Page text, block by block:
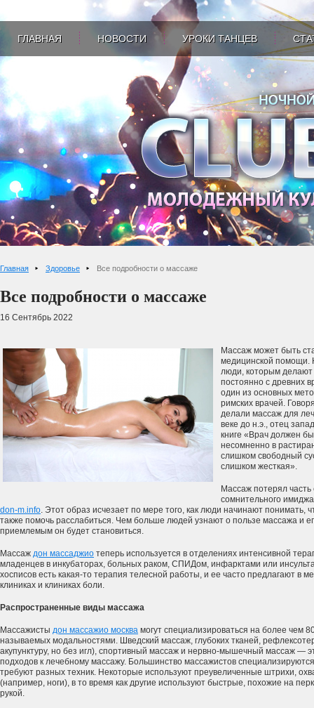
ГЛАВНАЯ НОВОСТИ УРОКИ ТАНЦЕВ
Главная Здоровье Все подробности о массаже
Все подробности о массаже
16 Сентябрь 2022
Массаж может быть
медицинской помощи.
люди, которым делают
постоянно с древних
один из основных
римских врачей.
делали массаж для
веке до н.э., отец
книге «Врач должен
несомненно в
слишком свободный
слишком жесткая».
Массаж потерял
сомнительного
don-m.info. Этот образ исчезает по мере того, как люди начинают понимать,
также помочь расслабиться. Чем больше людей узнают о пользе массажа и
приемлемым он будет становиться.
Массаж дон массаджио теперь используется в отделениях интенсивной
младенцев в инкубаторах, больных раком, СПИДом, инфарктами или
хосписов есть какая-то терапия телесной работы, и ее часто предлагают в
клиниках и клиниках боли.
Распространенные виды массажа
Массажисты дон массажио москва могут специализироваться на более чем
называемых модальностями. Шведский массаж, глубоких тканей,
акупунктуру, но без игл), спортивный массаж и нервно-мышечный массаж —
подходов к лечебному массажу. Большинство массажистов
требуют разных техник. Некоторые используют преувеличенные штрихи,
(например, ноги), в то время как другие используют быстрые, похожие на
рукой.